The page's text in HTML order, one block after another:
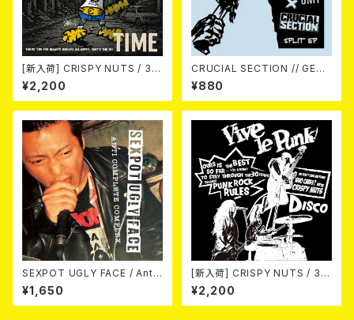
[新入荷] CRISPY NUTS / 30t
h Anniversary Vol.1 (7"EP)
¥2,200
CRUCIAL SECTION // GERI
ATRIC UNIT / Life In Rever
¥880
SEXPOT UGLY FACE / Anti
¥1,650
[新入荷] CRISPY NUTS / 30t
h Anniversary Vol.2 (7"EP)
¥2,200